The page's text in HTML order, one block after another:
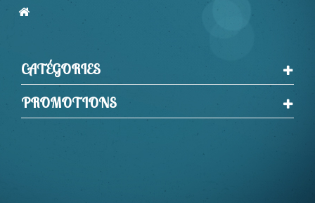
CATÉGORIES
PROMOTIONS